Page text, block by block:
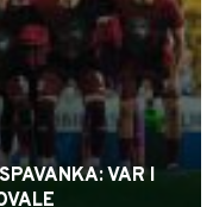
VAR I